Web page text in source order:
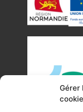
Gérer